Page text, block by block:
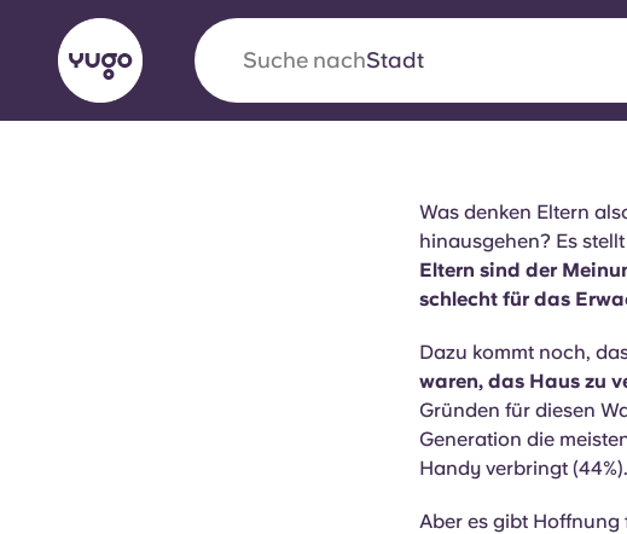
Suche nachStadt
Yugo VCARB: Eine neue Ära in
Studentenwohnheime
Die wegweisende Partnerschaft Yugomit VCARB sorgt
Was denken Eltern
hinausgehen? Es
Eltern sind der
schlecht für das
Dazu kommt noch,
waren, das Haus zu
Gründen für diesen
Generation die
Handy verbringt (44%).
Aber es gibt Hoffnung